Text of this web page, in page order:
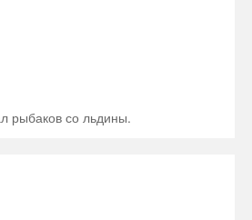
рыбаков со льдины.